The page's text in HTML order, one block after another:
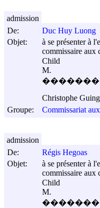
De:
Duc Huy Luong
Objet:
à se présenter à
commissaire aux
Child
M.
Christophe
Groupe:
Commissariat
admission
De:
Régis Hegoas
Objet:
à se présenter à
commissaire aux
Child
M.
admission